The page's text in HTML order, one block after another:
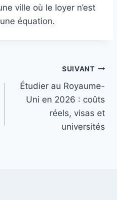
ville où le loyer n’est
équation.
SUIVANT
Étudier au Royaume-
Uni en 2026 : coûts
réels, visas et
universités